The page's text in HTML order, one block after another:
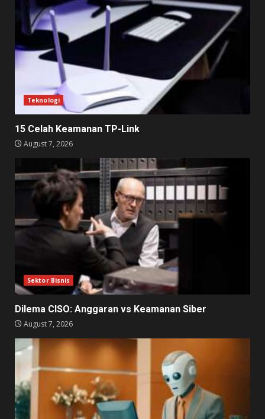
Teknologi
15 Celah Keamanan TP-Link
August 7, 2026
Sektor Bisnis
Dilema CISO: Anggaran vs Keamanan Siber
August 7, 2026